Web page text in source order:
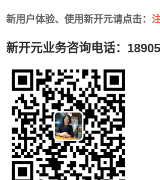
新用户体验、使用新开元请点击：
新开元业务咨询电话：